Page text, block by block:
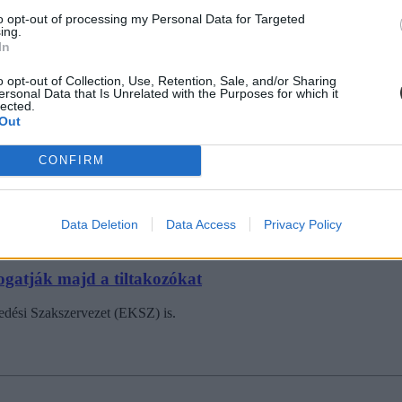
opt-out of processing my Personal Data for Targeted
opt-out of Collection, Use, Retention, Sale, and/or Sharing
Data that Is Unrelated with the Purposes for which it
CONFIRM
Data Deletion Data Access Privacy Policy
adni?" - ilyen volt a parlamenti vitanap az
amelyet az ellenzéki pártok képviselői kezdeményeztek. És
majd a tiltakozókat
Szakszervezet (EKSZ) is.